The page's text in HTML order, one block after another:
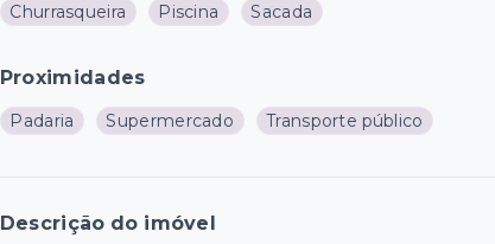
Churrasqueira Piscina Sacada
Proximidades
Padaria Supermercado Transporte público
Descrição do imóvel